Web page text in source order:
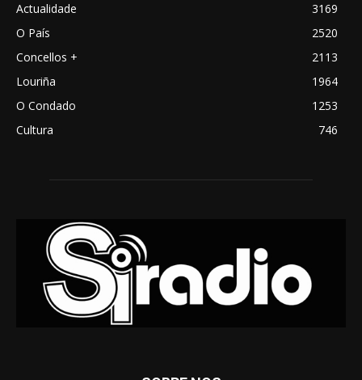
Actualidade
3169
O País
2520
Concellos +
2113
Louriña
1964
O Condado
1253
Cultura
746